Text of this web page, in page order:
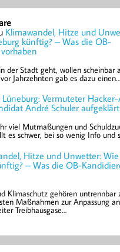
Klimawandel, Hitze und
künftig? – Was die OB-
der Stadt geht, wollen scheinbar
Jahrzehnten gab es dazu einen…
Lüneburg: Vermuteter
André Schuler aufgeklärt
viel Mutmaßungen und
es schwer, bei so wenig Info und
Hitze und Unwetter:
– Was die OB-
Klimaschutz gehören untrennbar
Maßnahmen zur Anpassung
Treibhausgase…